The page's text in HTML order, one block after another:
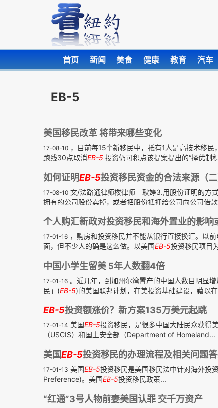
首页 新闻 美食 健康 教育 汽车
EB-5
美国移民改革 将带来哪些变化
17-08-10 ，目前每15个新移民中，衹有1人是高技术移
跑线30点取消EB-5 投资仍可积点该提案提出的“择优制
如何证明EB-5投资移民资金的合法来源（二
17-08-10 文/法路通律师楼律师 耿婷3.用股份证明的方
拥有的公司股份卖掉，或者把股份抵押给公司向公司借
个人购汇新政对投资移民和海外置业的影响
17-01-16 ，购房和投资移民并不能从银行直接换汇。以
面，但不少人的确是这么做。以美国EB-5投资移民项目
中国小学生留美 5年人数翻4倍
17-01-16 。近几年，到加州尔湾置产的中国人数目明显
民」(EB-5)的美国联邦计划，在美投资基础建设，藉以
EB-5投资额涨价？新方案135万美元起跳
17-01-14 美国EB-5投资移民，是很多中国大陆民众获得
（USCIS）和国土安全部（Department of Homeland...
美国EB-5投资移民的办理流程及相关问题答
17-01-13 美国EB-5投资移民是美国移民法中针对海外投
Preference)。美国EB-5投资移民政策...
“红通”3号人物前妻美国认罪 交千万资产